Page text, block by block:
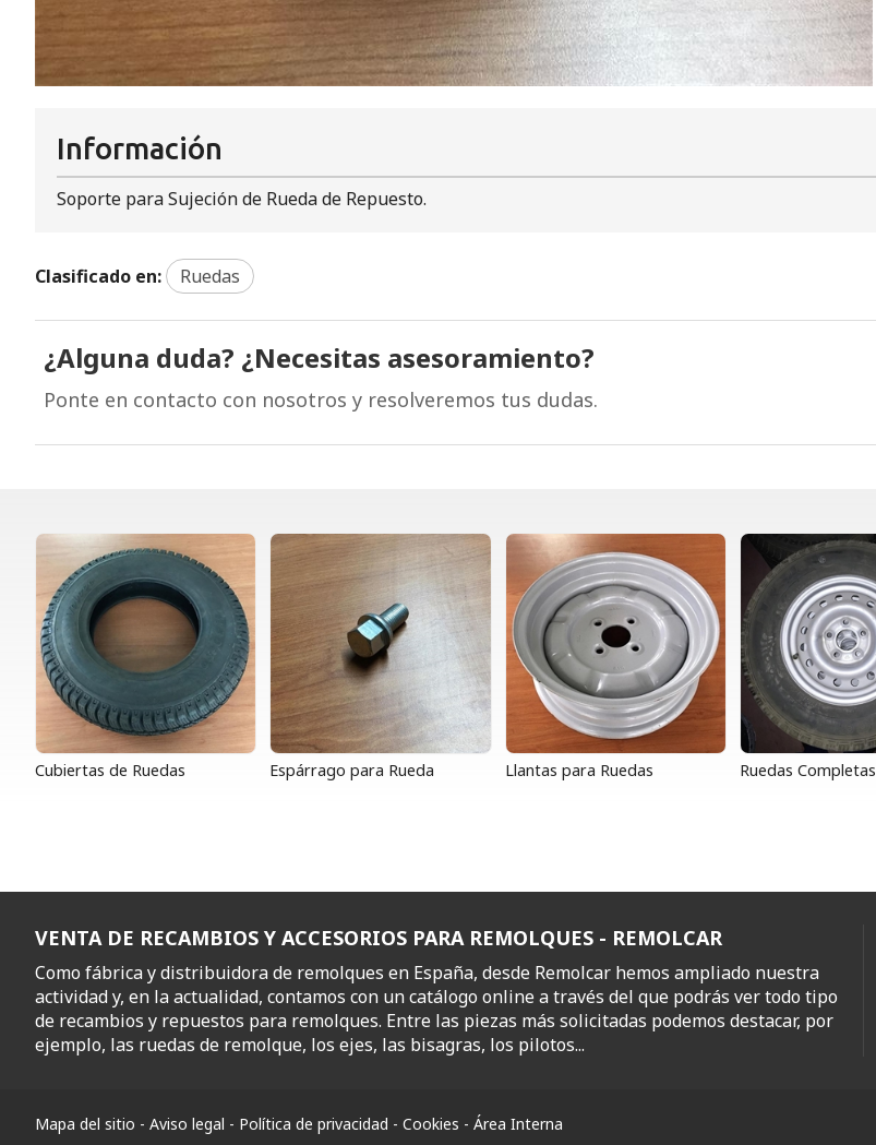
Información
Soporte para Sujeción de Rueda de Repuesto.
Clasificado en: Ruedas
¿Alguna duda? ¿Necesitas asesoramiento?
Ponte en contacto con nosotros y resolveremos tus dudas.
Cubiertas de Ruedas Espárrago para Rueda Llantas para Ruedas Ruedas Completas
VENTA DE RECAMBIOS Y ACCESORIOS PARA REMOLQUES - REMOLCAR
Como fábrica y distribuidora de remolques en España, desde Remolcar hemos ampliado nuestra
actividad y, en la actualidad, contamos con un catálogo online a través del que podrás ver todo tipo
de recambios y repuestos para remolques. Entre las piezas más solicitadas podemos destacar, por
ejemplo, las ruedas de remolque, los ejes, las bisagras, los pilotos...
Mapa del sitio - Aviso legal - Política de privacidad - Cookies - Área Interna